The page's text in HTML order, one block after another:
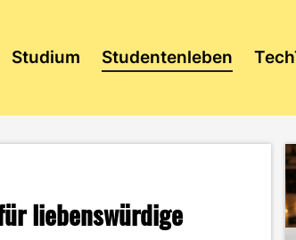
Studium Studentenleben
liebenswürdige